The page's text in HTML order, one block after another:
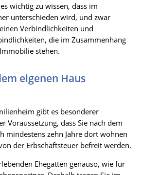
wichtig zu wissen, dass im
unterschieden wird, und zwar
Verbindlichkeiten und
die im Zusammenhang
stehen.
eigenen Haus
gibt es besonderer
Voraussetzung, dass Sie nach dem
mindestens zehn Jahre dort wohnen
der Erbschaftsteuer befreit werden.
Ehegatten genauso, wie für